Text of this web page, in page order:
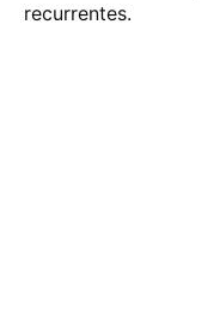
recurrentes.